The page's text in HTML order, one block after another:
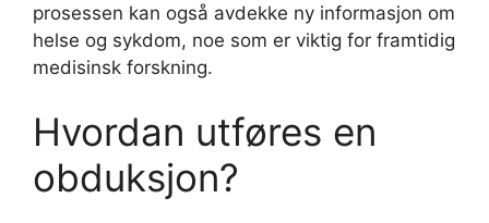
prosessen kan også avdekke ny informasjon om
helse og sykdom, noe som er viktig for framtidig
medisinsk forskning.
Hvordan utføres en
obduksjon?